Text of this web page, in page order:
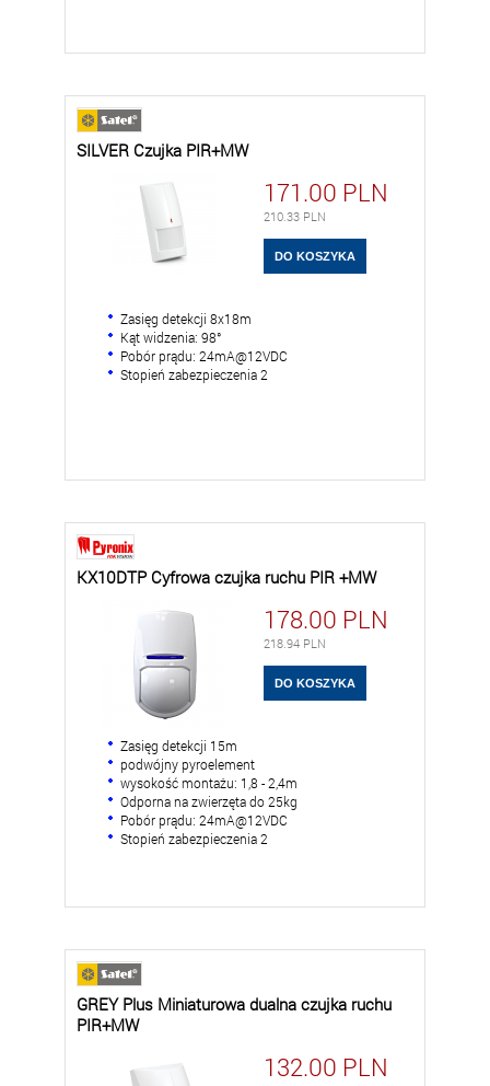
SILVER Czujka PIR+MW
171.00 PLN
210.33 PLN
Zasięg detekcji 8x18m
Kąt widzenia: 98°
Pobór prądu: 24mA@12VDC
Stopień zabezpieczenia 2
KX10DTP Cyfrowa czujka ruchu PIR +MW
178.00 PLN
218.94 PLN
Zasięg detekcji 15m
podwójny pyroelement
wysokość montażu: 1,8 - 2,4m
Odporna na zwierzęta do 25kg
Pobór prądu: 24mA@12VDC
Stopień zabezpieczenia 2
GREY Plus Miniaturowa dualna czujka ruchu
PIR+MW
132.00 PLN